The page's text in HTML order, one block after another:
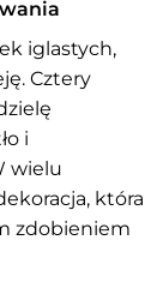
iglastych,
Cztery
i
wielu
która
zdobieniem